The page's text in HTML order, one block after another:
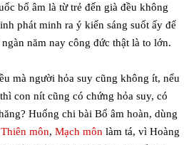
bổ âm là từ trẻ đến già đều không
phát minh ra ý kiến sáng suốt ấy để
năm nay công đức thật là to lớn.
mà người hỏa suy cũng không ít, nếu
con nít cũng có chứng hỏa suy, có
Huống chi bài Bổ âm hoàn, dùng
Thiên môn,Mạch môn làm tá, vì Hoàng